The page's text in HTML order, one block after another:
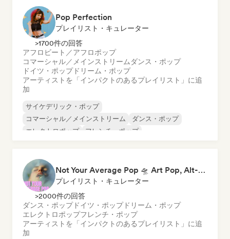
Pop Perfection
プレイリスト・キュレーター
>1700件の回答
アフロビート／アフロポップ
コマーシャル／メインストリーム ダンス・ポップ
ドイツ・ポップドリーム・ポップ
アーティストを「インパクトのあるプレイリスト」に追
加
サイケデリック・ポップ
コマーシャル／メインストリーム
ダンス・ポップ
エレクトロポップ
フレンチ・ポップ
Not Your Average Pop 🛸 Art Pop, Alt-Pop & Indie Pop
プレイリスト・キュレーター
>2000件の回答
ダンス・ポップドイツ・ポップドリーム・ポップ
エレクトロポップフレンチ・ポップ
アーティストを「インパクトのあるプレイリスト」に追
加